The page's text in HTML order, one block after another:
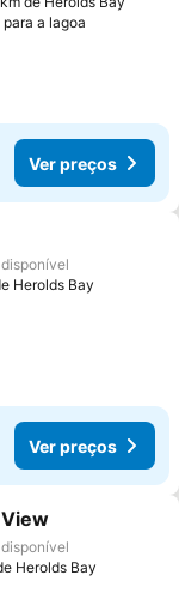
a lagoa
Ver preços
favoritos
Herolds Bay
Ver preços
favoritos
Herolds Bay